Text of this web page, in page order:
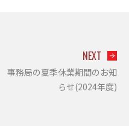
NEXT
事務局の夏季休業期間のお知
らせ(2024年度)